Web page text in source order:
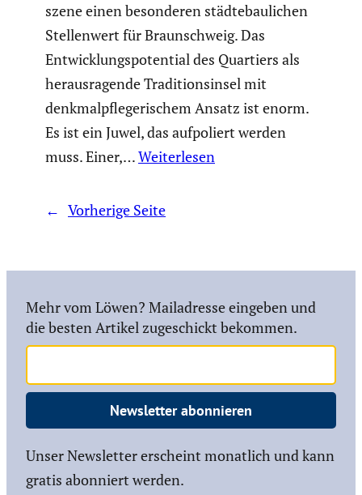
szene einen beson­deren städte­bau­li­chen
Stellen­wert für Braun­schweig. Das
Entwick­lungs­po­ten­tial des Quartiers als
heraus­ra­gende Tradi­ti­ons­insel mit
denkmal­pfle­ge­ri­schem Ansatz ist enorm.
Es ist ein Juwel, das aufpo­liert werden
muss. Einer,…Weiterlesen
← Vorherige Seite
Mehr vom Löwen? Mailadresse eingeben und
die besten Artikel zugeschickt bekommen.
Newsletter abonnieren
Unser Newsletter erscheint monatlich und kann
gratis abonniert werden.